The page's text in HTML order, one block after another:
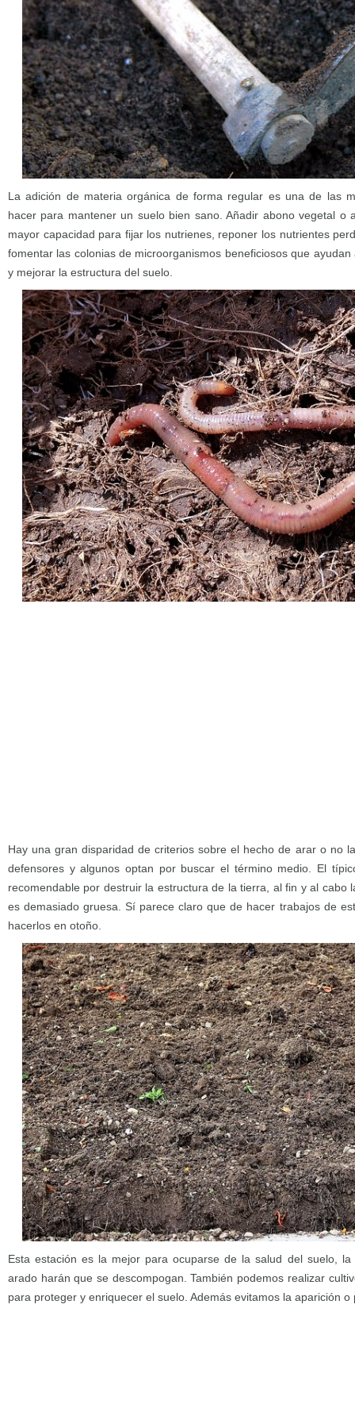
La adición de materia orgánica de forma regular es una de las
hacer para mantener un suelo bien sano. Añadir abono vegetal o
mayor capacidad para fijar los nutrienes, reponer los nutrientes
fomentar las colonias de microorganismos beneficiosos que
y mejorar la estructura del suelo.
Hay una gran disparidad de criterios sobre el hecho de arar o no
defensores y algunos optan por buscar el término medio. El
recomendable por destruir la estructura de la tierra, al fin y al cabo
es demasiado gruesa. Sí parece claro que de hacer trabajos de
hacerlos en otoño.
Esta estación es la mejor para ocuparse de la salud del suelo,
arado harán que se descompogan. También podemos realizar
para proteger y enriquecer el suelo. Además evitamos la aparición